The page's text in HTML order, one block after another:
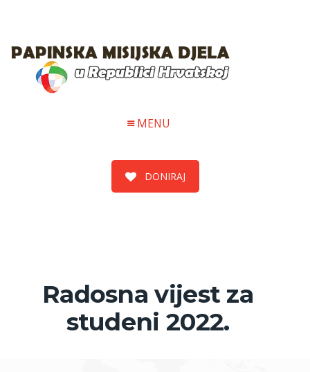
MENU
DONIRAJ
Radosna vijest za
studeni 2022.